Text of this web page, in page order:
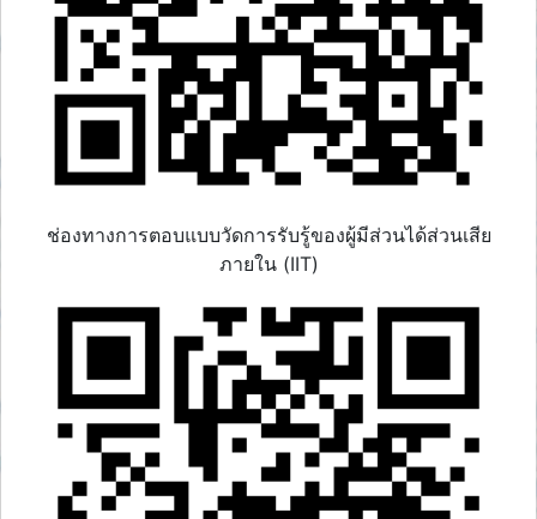
ช่องทางการตอบแบบวัดการรับรู้ของผู้มีส่วนได้ส่วนเสีย
ภายใน (IIT)